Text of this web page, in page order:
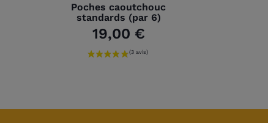
Poches caoutchouc
standards (par 6)
19,00 €